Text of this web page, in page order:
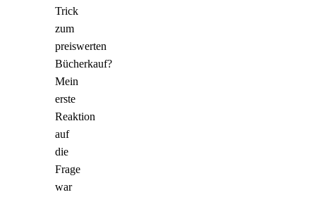
Trick
zum
preiswerten
Bücherkauf?
Mein
erste
Reaktion
auf
die
Frage
war